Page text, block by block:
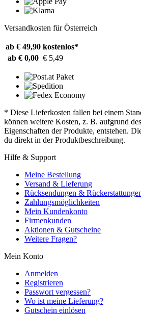
Versandkosten für Österreich
ab € 49,90 kostenlos*
ab € 0,00 € 5,49
* Diese Lieferkosten fallen bei einem
können weitere Kosten, z. B. aufgrund
Eigenschaften der Produkte, entstehen.
du direkt in der Produktbeschreibung.
Hilfe & Support
Meine Bestellung
Versand & Lieferung
Rücksendungen &
Zahlungsmöglichkeiten
Mein Kundenkonto
Firmenkunden
Aktionen & Gutscheine
Weitere Fragen?
Mein Konto
Anmelden
Registrieren
Passwort vergessen?
Wo ist meine Lieferung?
Gutschein einlösen